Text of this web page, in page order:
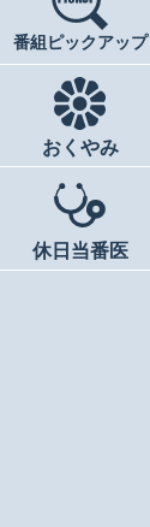
番組ピックアップ
おくやみ
休日当番医